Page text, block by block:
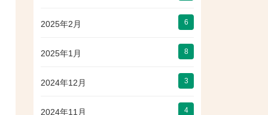
2025年2月 6
2025年1月 8
2024年12月 3
2024年11月 4